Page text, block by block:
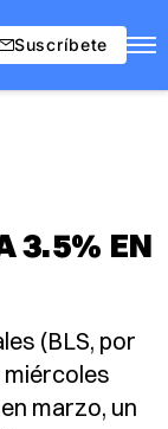
Suscríbete
3.5% EN
(BLS, por
marzo, un